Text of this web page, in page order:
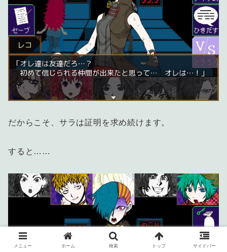
だからこそ、サラは証明を求め続けます。
すると……
メニュー ホーム 検索 トップ サイドバー